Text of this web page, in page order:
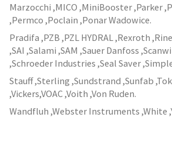
Marzocchi ,MICO ,MiniBooster ,Parker
,Permco ,Poclain ,Ponar Wadowice.
Pradifa ,PZB ,PZL HYDRAL ,Rexroth
,SAI ,Salami ,SAM ,Sauer Danfoss
,Schroeder Industries ,Seal Saver
Stauff ,Sterling ,Sundstrand ,Sunfab
,Vickers,VOAC ,Voith ,Von Ruden.
Wandfluh ,Webster Instruments ,White